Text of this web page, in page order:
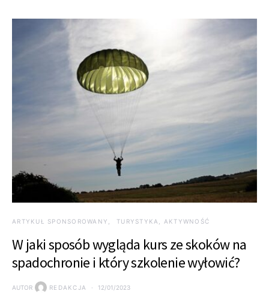
ARTYKUŁ SPONSOROWANY TURYSTYKA, AKTYWNOŚĆ
W jaki sposób wygląda kurs ze skoków na
spadochronie i który szkolenie wyłowić?
AUTOR REDAKCJA 12/01/2023